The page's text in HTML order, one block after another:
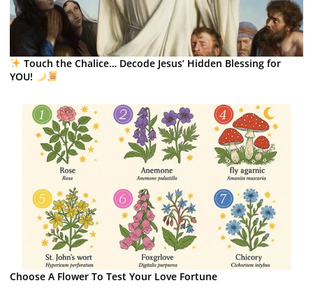
Touch the Chalice… Decode Jesus’ Hidden Blessing for
YOU!
Choose A Flower To Test Your Love Fortune